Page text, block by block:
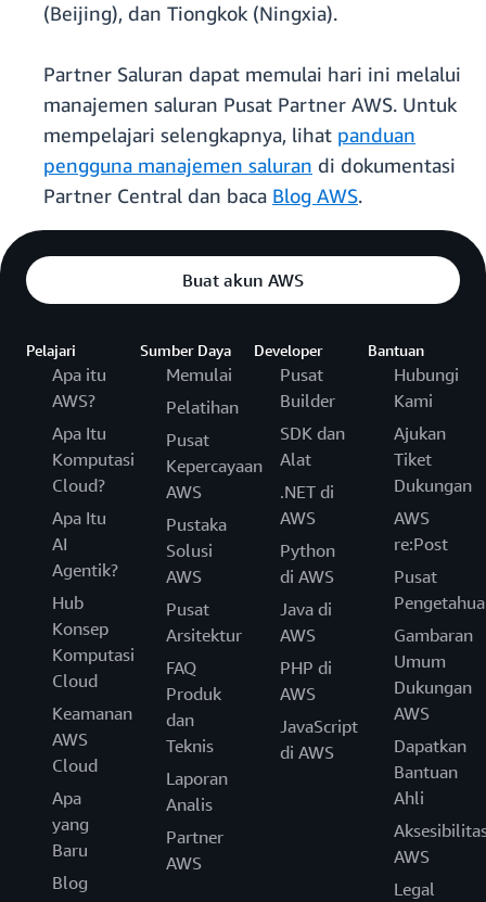
(Beijing), dan Tiongkok (Ningxia).
Partner Saluran dapat memulai hari ini melalui
manajemen saluran Pusat Partner AWS. Untuk
mempelajari selengkapnya, lihat panduan
pengguna manajemen saluran di dokumentasi
Partner Central dan baca Blog AWS.
Buat akun AWS
Pelajari
Apa itu
AWS?
Apa Itu
Komputasi
Cloud?
Apa Itu
AI
Agentik?
Hub
Konsep
Komputasi
Cloud
Keamanan
AWS
Cloud
Apa
yang
Baru
Blog
Sumber Daya
Memulai
Pelatihan
Pusat
Kepercayaan
AWS
Pustaka
Solusi
AWS
Pusat
Arsitektur
FAQ
Produk
dan
Teknis
Laporan
Analis
Partner
AWS
Developer
Pusat
Builder
SDK dan
Alat
.NET di
AWS
Python
di AWS
Java di
AWS
PHP di
AWS
JavaScript
di AWS
Bantuan
Hubungi
Kami
Ajukan
Tiket
Dukungan
AWS
re:Post
Pusat
Gambaran
Umum
Dukungan
AWS
Dapatkan
Bantuan
Ahli
AWS
Legal